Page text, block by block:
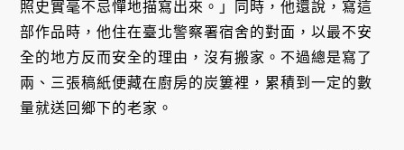
照史實毫不忌憚地描寫出來。」同時，他還說，寫這
部作品時，他住在臺北警察署宿舍的對面，以最不安
全的地方反而安全的理由，沒有搬家。不過總是寫了
兩、三張稿紙便藏在廚房的炭簍裡，累積到一定的數
量就送回鄉下的老家。